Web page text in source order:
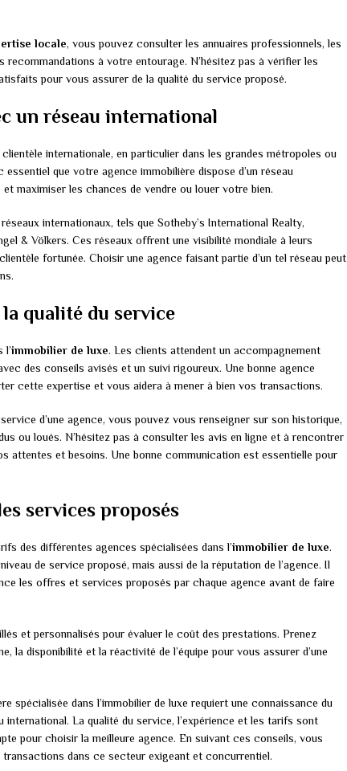
locale, vous pouvez consulter les annuaires professionnels, les
recommandations à votre entourage. N’hésitez pas à vérifier les
pour vous assurer de la qualité du service proposé.
un réseau international
internationale, en particulier dans les grandes métropoles ou
que votre agence immobilière dispose d’un réseau
maximiser les chances de vendre ou louer votre bien.
internationaux, tels que Sotheby’s International Realty,
& Völkers. Ces réseaux offrent une visibilité mondiale à leurs
fortunée. Choisir une agence faisant partie d’un tel réseau peut
qualité du service
l’immobilier de luxe. Les clients attendent un accompagnement
des conseils avisés et un suivi rigoureux. Une bonne agence
cette expertise et vous aidera à mener à bien vos transactions.
d’une agence, vous pouvez vous renseigner sur son historique,
ou loués. N’hésitez pas à consulter les avis en ligne et à rencontrer
attentes et besoins. Une bonne communication est essentielle pour
services proposés
des différentes agences spécialisées dans l’immobilier de luxe.
de service proposé, mais aussi de la réputation de l’agence. Il
les offres et services proposés par chaque agence avant de faire
et personnalisés pour évaluer le coût des prestations. Prenez
la disponibilité et la réactivité de l’équipe pour vous assurer d’une
spécialisée dans l’immobilier de luxe requiert une connaissance du
international. La qualité du service, l’expérience et les tarifs sont
pour choisir la meilleure agence. En suivant ces conseils, vous
dans ce secteur exigeant et concurrentiel.